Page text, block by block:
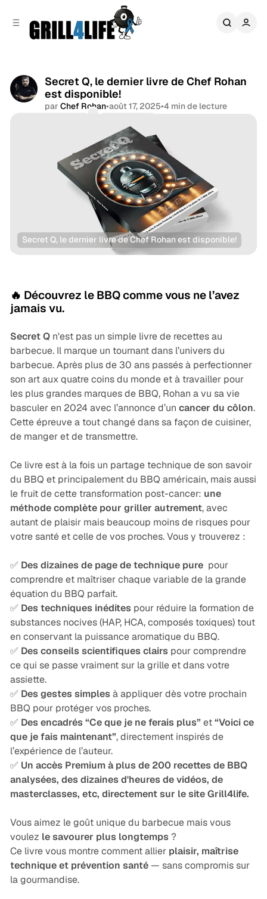
Secret Q, le dernier livre de Chef Rohan
est disponible!
par Chef Rohan•août 17, 2025•4 min de lecture
Secret Q, le dernier livre de Chef Rohan est disponible!
Santé News
🔥 Découvrez le BBQ comme vous ne l’avez
jamais vu.
Secret Qn'est pas un simple livre de recettes au
barbecue. Il marque un tournant dans l’univers du
barbecue. Après plus de 30 ans passés à perfectionner
son art aux quatre coins du monde et à travailler pour
les plus grandes marques de BBQ, Rohan a vu sa vie
basculer en 2024 avec l’annonce d’un cancer du côlon.
Cette épreuve a tout changé dans sa façon de cuisiner,
de manger et de transmettre.
Ce livre est à la fois un partage technique de son savoir
du BBQ et principalement du BBQ américain, mais aussi
le fruit de cette transformation post-cancer: une
méthode complète pour griller autrement, avec
autant de plaisir mais beaucoup moins de risques pour
votre santé et celle de vos proches. Vous y trouverez :
✅ Des dizaines de page de technique pure pour
comprendre et maîtriser chaque variable de la grande
équation du BBQ parfait.
✅ Des techniques inéditespour réduire la formation de
substances nocives (HAP, HCA, composés toxiques) tout
en conservant la puissance aromatique du BBQ.
✅ Des conseils scientifiques clairspour comprendre
ce qui se passe vraiment sur la grille et dans votre
assiette.
✅ Des gestes simplesà appliquer dès votre prochain
BBQ pour protéger vos proches.
✅ Des encadrés “Ce que je ne ferais plus”et“Voici ce
que je fais maintenant”, directement inspirés de
l’expérience de l’auteur.
✅ Un accès Premium à plus de 200 recettes de BBQ
analysées, des dizaines d'heures de vidéos, de
masterclasses, etc, directement sur le site Grill4life.
Vous aimez le goût unique du barbecue mais vous
voulez le savourer plus longtemps?
Ce livre vous montre comment allier plaisir, maîtrise
technique et prévention santé— sans compromis sur
la gourmandise.